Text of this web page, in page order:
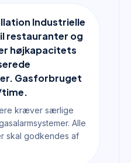
Industrielle
restauranter og
højkapacitets
Gasforbruget
time.
kræver særlige
Alle
skal godkendes af